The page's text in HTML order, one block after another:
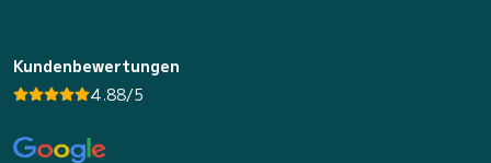
Kundenbewertungen
4.88/5